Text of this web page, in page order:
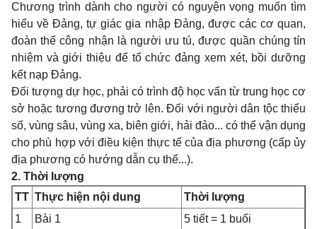
Chương trình dành cho người có nguyện vọng muốn tìm
hiểu về Đảng, tự giác gia nhập Đảng, được các cơ quan,
đoàn thể công nhận là người ưu tú, được quần chúng tín
nhiệm và giới thiệu để tổ chức đảng xem xét, bồi dưỡng
kết nạp Đảng.
Đối tượng dự học, phải có trình độ học vấn từ trung học cơ
sở hoặc tương đương trở lên. Đối với người dân tộc thiểu
số, vùng sâu, vùng xa, biên giới, hải đảo... có thể vận dụng
cho phù hợp với điều kiện thực tế của địa phương (cấp ủy
địa phương có hướng dẫn cụ thể...).
2. Thời lượng
TT Thực hiện nội dung
Thời lượng
1
Bài 1
5 tiết = 1 buổi